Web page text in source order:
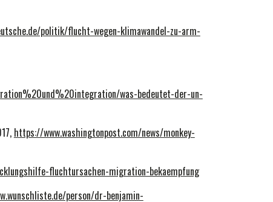
politik/flucht-wegen-klimawandel-zu-arm-
was-bedeutet-der-un-
https://www.washingtonpost.com/news/monkey-
fluchtursachen-migration-bekaempfung
person/dr-benjamin-